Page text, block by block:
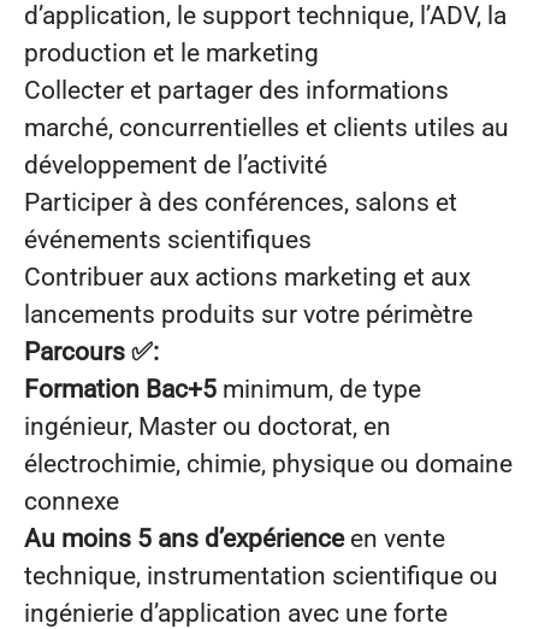
d’application, le support technique, l’ADV, la
production et le marketing
Collecter et partager des informations
marché, concurrentielles et clients utiles au
développement de l’activité
Participer à des conférences, salons et
événements scientifiques
Contribuer aux actions marketing et aux
lancements produits sur votre périmètre
Parcours ✅:
Formation Bac+5 minimum, de type
ingénieur, Master ou doctorat, en
électrochimie, chimie, physique ou domaine
connexe
Au moins 5 ans d’expérienceen vente
technique, instrumentation scientifique ou
ingénierie d’application avec une forte